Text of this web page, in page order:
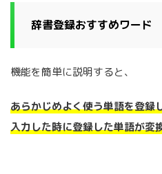
辞書登録おすすめワード
機能を簡単に説明すると、
あらかじめよく使う単語を登録
入力した時に登録した単語が変